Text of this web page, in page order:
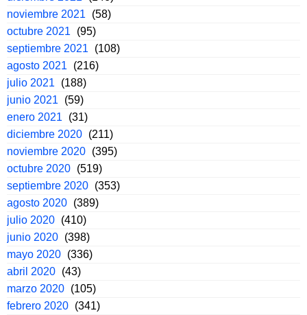
noviembre 2021
(58)
octubre 2021
(95)
septiembre 2021
(108)
agosto 2021
(216)
julio 2021
(188)
junio 2021
(59)
enero 2021
(31)
diciembre 2020 (211)
noviembre 2020 (395)
octubre 2020 (519)
septiembre 2020 (353)
agosto 2020 (389)
julio 2020 (410)
junio 2020 (398)
mayo 2020 (336)
abril 2020 (43)
marzo 2020 (105)
febrero 2020 (341)